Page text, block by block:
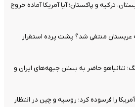
ترکیه و پاکستان؛ آیا آمریکا آماده خروج
عربستان منتفی شد؟ پشت پرده استقرار
نتانیاهو حاضر به بستن جبهه‌های ایران و
را فرسوده کرد؛ روسیه و چین در انتظار